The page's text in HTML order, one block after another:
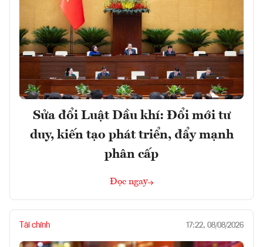
Sửa đổi Luật Dầu khí: Đổi mới tư
duy, kiến tạo phát triển, đẩy mạnh
phân cấp
Đọc ngay
Tài chính 17:22, 08/08/2026